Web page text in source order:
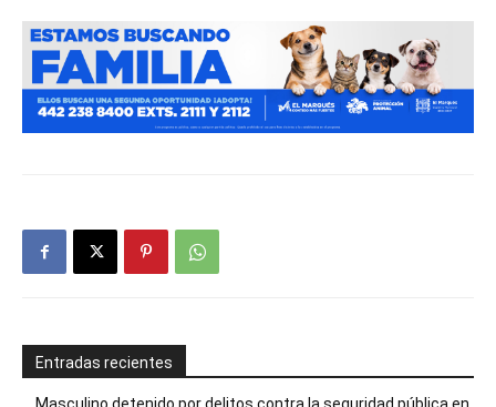
Entradas recientes